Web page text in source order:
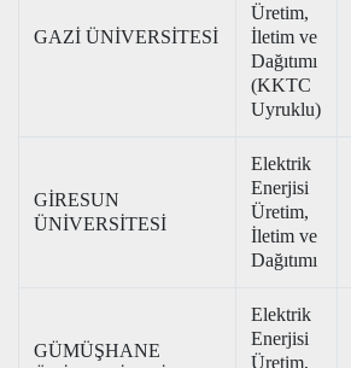
GAZİ ÜNİVERSİTESİ
Üretim,
İletim ve
Dağıtımı
(KKTC
Uyruklu)
GİRESUN
ÜNİVERSİTESİ
Elektrik
Enerjisi
Üretim,
İletim ve
Dağıtımı
GÜMÜŞHANE
Elektrik
Enerjisi
Üretim,